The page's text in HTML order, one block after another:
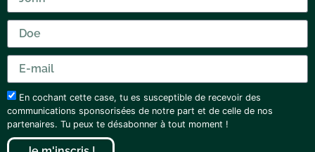
En cochant cette case, tu es susceptible de recevoir des
communications sponsorisées de notre part et de celle de nos
partenaires. Tu peux te désabonner à tout moment !